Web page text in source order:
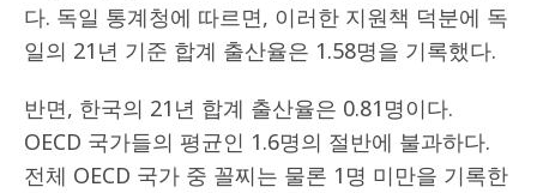
다. 독일 통계청에 따르면, 이러한 지원책 덕분에 독
일의 21년 기준 합계 출산율은 1.58명을 기록했다.
반면, 한국의 21년 합계 출산율은 0.81명이다.
OECD 국가들의 평균인 1.6명의 절반에 불과하다.
전체 OECD 국가 중 꼴찌는 물론 1명 미만을 기록한